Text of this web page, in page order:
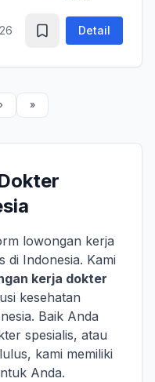
Detail
lowongan kerja
di Indonesia. Kami
kerja dokter
kesehatan
Baik Anda
spesialis, atau
kami memiliki
Anda.